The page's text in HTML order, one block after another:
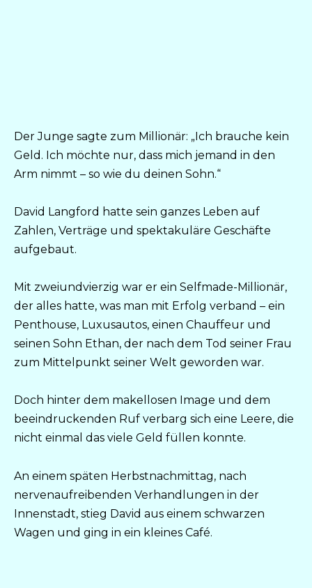
Der Junge sagte zum Millionär: „Ich brauche kein
Geld. Ich möchte nur, dass mich jemand in den
Arm nimmt – so wie du deinen Sohn.“
David Langford hatte sein ganzes Leben auf
Zahlen, Verträge und spektakuläre Geschäfte
aufgebaut.
Mit zweiundvierzig war er ein Selfmade-Millionär,
der alles hatte, was man mit Erfolg verband – ein
Penthouse, Luxusautos, einen Chauffeur und
seinen Sohn Ethan, der nach dem Tod seiner Frau
zum Mittelpunkt seiner Welt geworden war.
Doch hinter dem makellosen Image und dem
beeindruckenden Ruf verbarg sich eine Leere, die
nicht einmal das viele Geld füllen konnte.
An einem späten Herbstnachmittag, nach
nervenaufreibenden Verhandlungen in der
Innenstadt, stieg David aus einem schwarzen
Wagen und ging in ein kleines Café.